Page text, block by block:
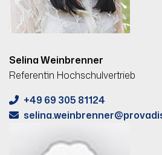
Selina Weinbrenner
Referentin Hochschulvertrieb
+49 69 305 81124
selina.weinbrenner